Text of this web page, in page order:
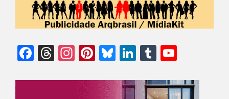
Facebook
Threads
Instagram
Pinterest
Bluesky
LinkedIn
Tumblr